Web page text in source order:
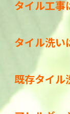
タイル工事
タイル洗い
既存タイル